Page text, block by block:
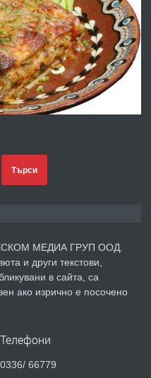
"По стъпките на Ангел
преди 1 година
малки детайли за
преди 1 година
- гр.
Търси
ЕСКОМ МЕДИА ГРУП ООД.
и други текстови,
в сайта, са
ако изрично е посочено
Телефони
0336/ 66779